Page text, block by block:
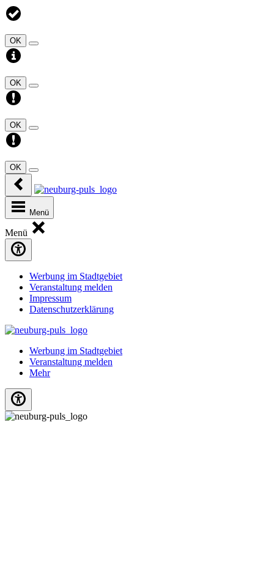
OK
OK
OK
OK
Menü
Menü
Werbung im Stadtgebiet
Veranstaltung melden
Impressum
Datenschutzerklärung
Werbung im Stadtgebiet
Veranstaltung melden
Mehr